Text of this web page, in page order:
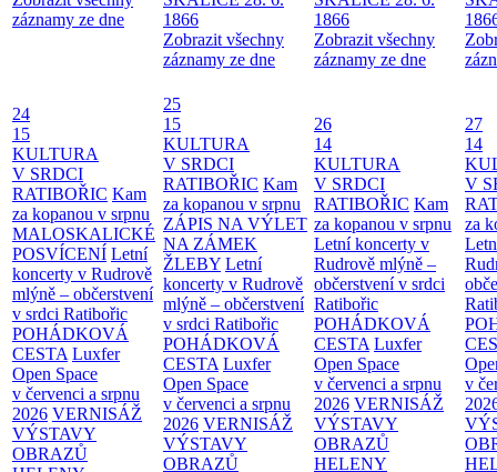
záznamy ze dne
1866
Zobrazit všechny
záznamy ze dne
1866
Zobrazit všechny
záznamy ze dne
24
15
KULTURA
V SRDCI
RATIBOŘIC Kam
za kopanou v srpnu
MALOSKALICKÉ
POSVÍCENÍ Letní
koncerty v Rudrově
mlýně – občerstvení
v srdci Ratibořic
POHÁDKOVÁ
CESTA Luxfer
Open Space
v červenci a srpnu
2026 VERNISÁŽ
VÝSTAVY
OBRAZŮ
25
15
KULTURA
V SRDCI
RATIBOŘIC Kam
za kopanou v srpnu
ZÁPIS NA VÝLET
NA ZÁMEK
ŽLEBY Letní
koncerty v Rudrově
mlýně – občerstvení
v srdci Ratibořic
POHÁDKOVÁ
CESTA Luxfer
Open Space
v červenci a srpnu
2026 VERNISÁŽ
VÝSTAVY
OBRAZŮ
26
14
KULTURA
V SRDCI
RATIBOŘIC Kam
za kopanou v srpnu
Letní koncerty v
Rudrově mlýně –
občerstvení v srdci
Ratibořic
POHÁDKOVÁ
CESTA Luxfer
Open Space
v červenci a srpnu
2026 VERNISÁŽ
VÝSTAVY
OBRAZŮ
HELENY
27
14
V
za
v